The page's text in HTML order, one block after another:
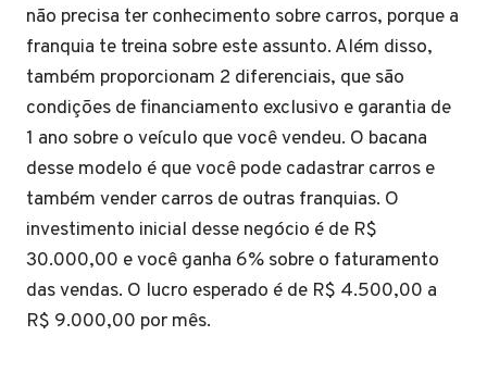
não precisa ter conhecimento sobre carros, porque a
franquia te treina sobre este assunto. Além disso,
também proporcionam 2 diferenciais, que são
condições de financiamento exclusivo e garantia de
1 ano sobre o veículo que você vendeu. O bacana
desse modelo é que você pode cadastrar carros e
também vender carros de outras franquias. O
investimento inicial desse negócio é de R$
30.000,00 e você ganha 6% sobre o faturamento
das vendas. O lucro esperado é de R$ 4.500,00 a
R$ 9.000,00 por mês.